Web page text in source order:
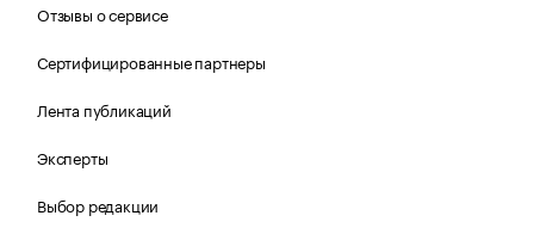
Отзывы о сервисе
Сертифицированные партнеры
Лента публикаций
Эксперты
Выбор редакции